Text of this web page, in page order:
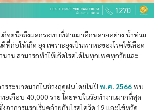
ก็จะนึกถึงผลกระทบที่ตามมาอีกหลายอย่าง น้ำท่วม
ที่ก่อให้เกิด ยุง เพราะยุงเป็นพาหะของโรคไข้เลือด
าน สามารถทำให้เกิดโรคได้ในทุกเพศทุกวัยและ
รระบาดมากในช่วงฤดูฝน โดยในปี พ.ศ. 2566พบ
ยเกือบ 40,000 ราย โดยพบในวัยทำงานมากที่สุด
าการเเรกเริ่มคล้ายกับโรคโควิด 19 เเละไข้หวัด